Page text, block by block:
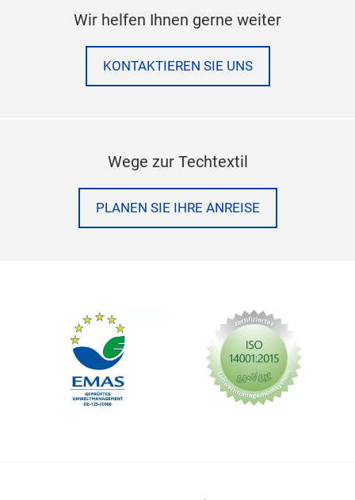
Wir helfen Ihnen gerne weiter
KONTAKTIEREN SIE UNS
Wege zur Techtextil
PLANEN SIE IHRE ANREISE